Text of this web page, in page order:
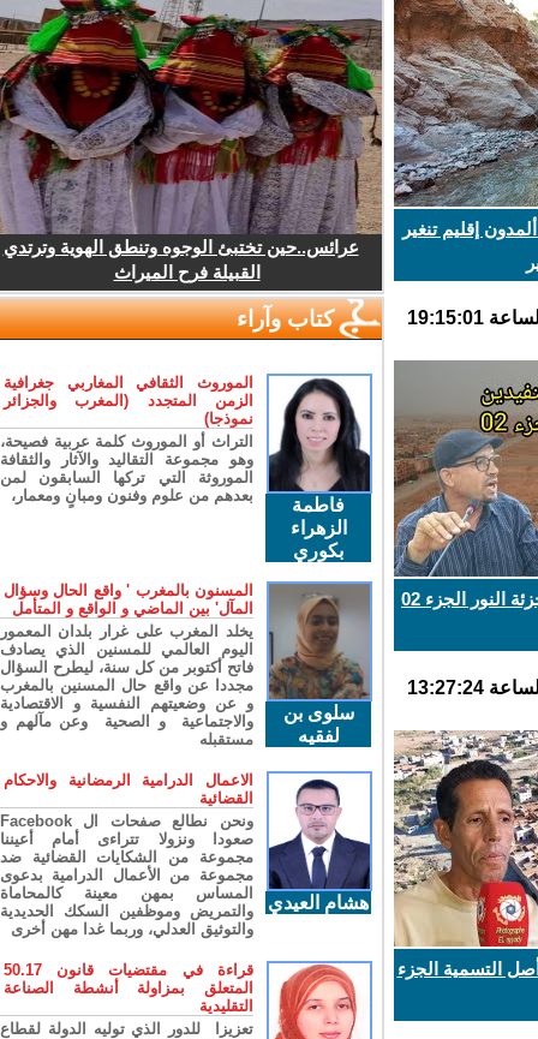
إقليم تنغير
الجزء 02
التسمية الجزء
عرائس..حين تختبئ الوجوه وتنطق الهوية وترتدي
القبيلة فرح الميراث
كتاب وآراء
فاطمة
الزهراء
بكوري
الموروث الثقافي المغاربي جغرافية
الزمن المتجدد (المغرب والجزائر
نموذجا)
التراث أو الموروث كلمة عربية فصيحة،
وهو مجموعة التقاليد والآثار والثقافة
الموروثة التي تركها السابقون لمن
بعدهم من علوم وفنون ومبانٍ ومعمار،
سلوى بن
لفقيه
المسنون بالمغرب ' واقع الحال وسؤال
المآل' بين الماضي و الواقع و المتأمل
يخلد المغرب على غرار بلدان المعمور
اليوم العالمي للمسنين الذي يصادف
فاتح أكتوبر من كل سنة، ليطرح السؤال
مجددا عن واقع حال المسنين بالمغرب
و عن وضعيتهم النفسية و الاقتصادية
والاجتماعية و الصحية وعن مآلهم و
مستقبله
هشام العيدي
الاعمال الدرامية الرمضانية والاحكام
القضائية
ونحن نطالع صفحات ال Facebook
صعودا ونزولا تتراءى أمام أعيننا
مجموعة من الشكايات القضائية ضد
مجموعة من الأعمال الدرامية بدعوى
المساس بمهن معينة كالمحاماة
والتمريض وموظفين السكك الحديدية
والتوثيق العدلي، وربما غدا مهن أخرى
قراءة في مقتضيات قانون 50.17
المتعلق بمزاولة أنشطة الصناعة
التقليدية
تعزيزا للدور الذي توليه الدولة لقطاع